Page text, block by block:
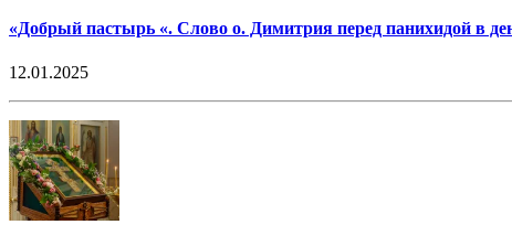
«Добрый пастырь «. Слово о. Димитрия перед панихидой в
12.01.2025